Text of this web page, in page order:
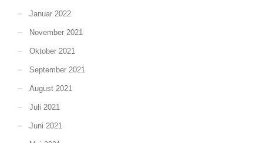
Januar 2022
November 2021
Oktober 2021
September 2021
August 2021
Juli 2021
Juni 2021